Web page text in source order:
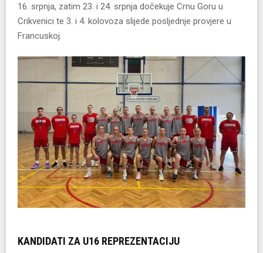
16. srpnja, zatim 23. i 24. srpnja dočekuje Crnu Goru u
Crikvenici te 3. i 4. kolovoza slijede posljednje provjere u
Francuskoj.
KANDIDATI ZA U16 REPREZENTACIJU